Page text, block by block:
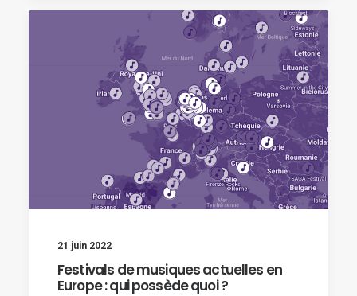
21 juin 2022
Festivals de musiques actuelles en
Europe : qui possède quoi ?